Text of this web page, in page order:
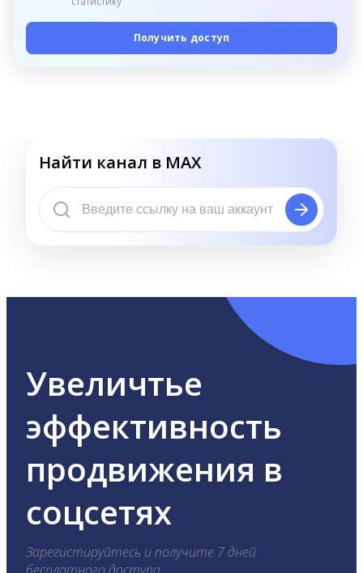
Получить доступ
Найти канал в MAX
Увеличтье
эффективность
продвижения в
соцсетях
Зарегистируйтесь и получите 7 дней